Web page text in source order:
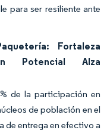
para ser resiliente ante
Fortaleza
Potencial Alza
de la participación en
de población en el
de entrega en efectivo a